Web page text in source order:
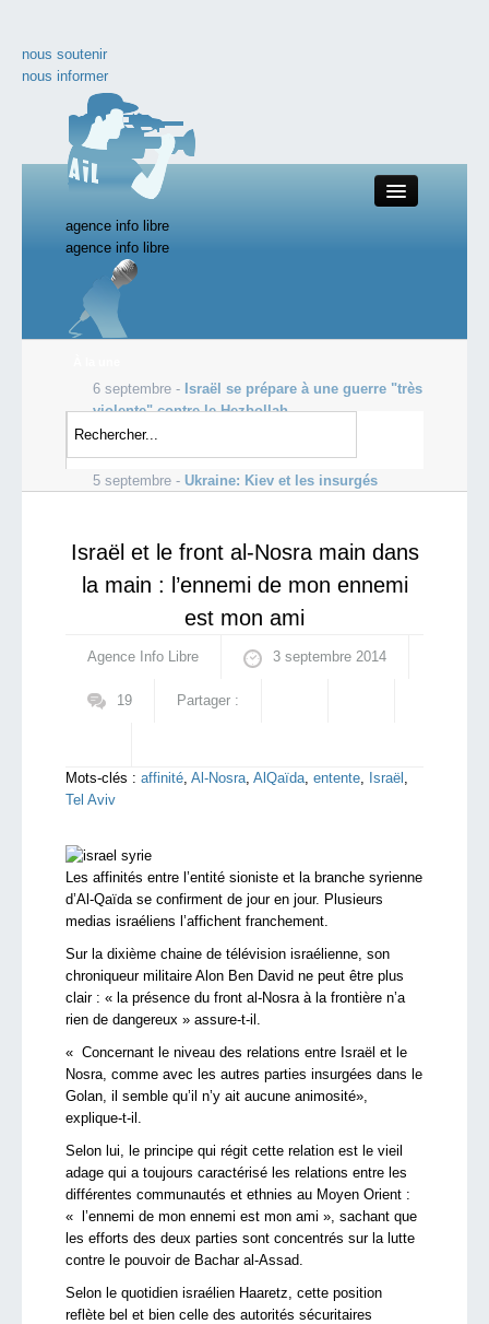
nous soutenir
nous informer
agence info libre
Close
nos productions
toute l'actualité
les vidéos incontournables
agence info libre
6 septembre - Israël se prépare à une guerre "très
violente" contre le Hezbollah
5 septembre -
records aux Etats-Unis
5 septembre - Ukraine: Kiev et les insurgés
Israël et le front al-Nosra main dans
la main : l’ennemi de mon ennemi
est mon ami
Agence Info Libre 3 septembre 2014
19 Partager :
Mots-clés : affinité, Al-Nosra, AlQaïda, entente, Israël ,
Tel Aviv
Les affinités entre l’entité sioniste et la branche syrienne
d’Al-Qaïda se confirment de jour en jour. Plusieurs
medias israéliens l’affichent franchement.
Sur la dixième chaine de télévision israélienne, son
chroniqueur militaire Alon Ben David ne peut être plus
clair : « la présence du front al-Nosra à la frontière n’a
rien de dangereux » assure-t-il.
« Concernant le niveau des relations entre Israël et le
Nosra, comme avec les autres parties insurgées dans le
Golan, il semble qu’il n’y ait aucune animosité»,
explique-t-il.
Selon lui, le principe qui régit cette relation est le vieil
adage qui a toujours caractérisé les relations entre les
différentes communautés et ethnies au Moyen Orient :
« l’ennemi de mon ennemi est mon ami », sachant que
les efforts des deux parties sont concentrés sur la lutte
contre le pouvoir de Bachar al-Assad.
Selon le quotidien israélien Haaretz, cette position
reflète bel et bien celle des autorités sécuritaires